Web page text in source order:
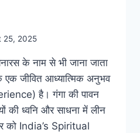
25, 2025
के नाम से भी जाना जाता
एक जीवित आध्यात्मिक अनुभव
है। गंगा की पावन
की ध्वनि और साधना में लीन
को India’s Spiritual